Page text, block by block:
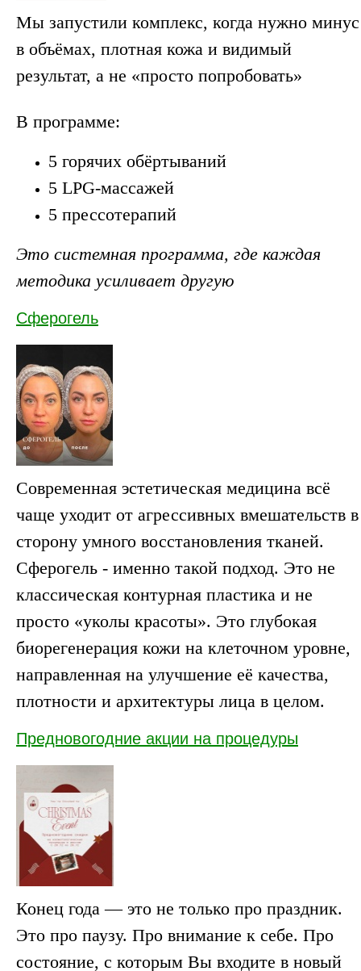
Мы запустили комплекс, когда нужно минус
в объёмах, плотная кожа и видимый
результат, а не «просто попробовать»
В программе:
5 горячих обёртываний
5 LPG-массажей
5 прессотерапий
Это системная программа, где каждая
методика усиливает другую
Сферогель
Современная эстетическая медицина всё
чаще уходит от агрессивных вмешательств в
сторону умного восстановления тканей.
Сферогель - именно такой подход. Это не
классическая контурная пластика и не
просто «уколы красоты». Это глубокая
биорегенерация кожи на клеточном уровне,
направленная на улучшение её качества,
плотности и архитектуры лица в целом.
Предновогодние акции на процедуры
Конец года — это не только про праздник.
Это про паузу. Про внимание к себе. Про
состояние, с которым Вы входите в новый